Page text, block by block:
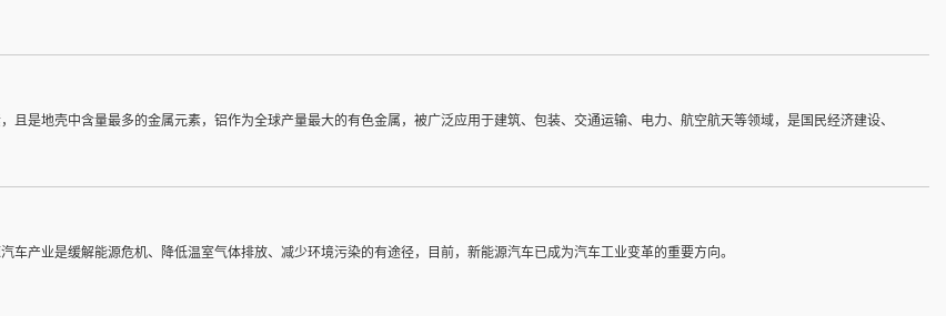
是地壳中含量最多的金属元素，铝作为全球产量最大的有色金属，被广泛应用于建筑、包装、交通运输、电力、航空航天等领域，是国民经济建设、
产业是缓解能源危机、降低温室气体排放、减少环境污染的有途径，目前，新能源汽车已成为汽车工业变革的重要方向。